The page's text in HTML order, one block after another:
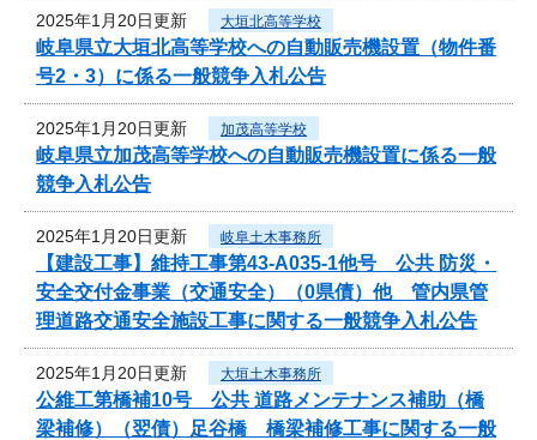
2025年1月20日更新 大垣北高等学校
岐阜県立大垣北高等学校への自動販売機設置（物件番
号2・3）に係る一般競争入札公告
2025年1月20日更新 加茂高等学校
岐阜県立加茂高等学校への自動販売機設置に係る一般
競争入札公告
2025年1月20日更新 岐阜土木事務所
【建設工事】維持工事第43-A035-1他号 公共 防災・
安全交付金事業（交通安全）（0県債）他 管内県管
理道路交通安全施設工事に関する一般競争入札公告
2025年1月20日更新 大垣土木事務所
公維工第橋補10号 公共 道路メンテナンス補助（橋
梁補修）（翌債）足谷橋 橋梁補修工事に関する一般